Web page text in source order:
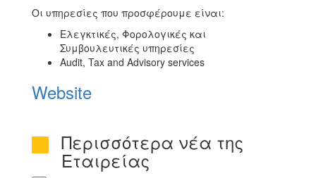
Οι υπηρεσίες που προσφέρουμε είναι:
Ελεγκτικές, Φορολογικές και
Συμβουλευτικές υπηρεσίες
Audit, Tax and Advisory services
Website
Περισσότερα νέα της
Εταιρείας